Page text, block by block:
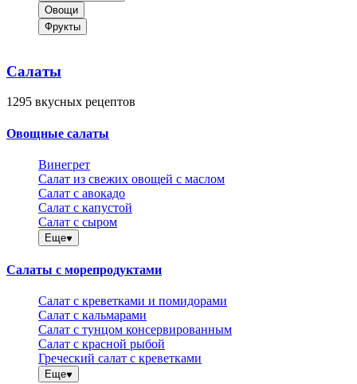
Овощи
Фрукты
Салаты
1295 вкусных рецептов
Овощные салаты
Винегрет
Салат из свежих овощей с маслом
Салат с авокадо
Салат с капустой
Салат с сыром
Еще
Салаты с морепродуктами
Салат с креветками и помидорами
Салат с кальмарами
Салат с тунцом консервированным
Салат с красной рыбой
Греческий салат с креветками
Еще